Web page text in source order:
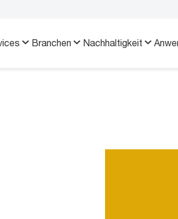
Branchen Nachhaltigkeit